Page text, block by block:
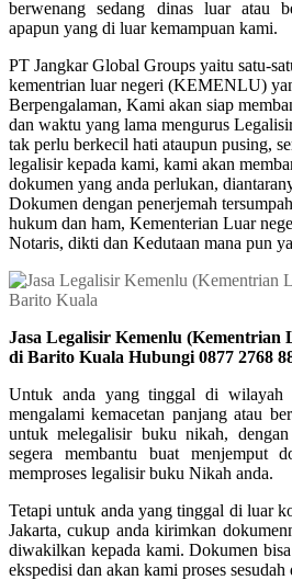
berwenang sedang dinas luar atau
apapun yang di luar kemampuan kami.
PT Jangkar Global Groups yaitu satu-
kementrian luar negeri (KEMENLU)
Berpengalaman, Kami akan siap
dan waktu yang lama mengurus
tak perlu berkecil hati ataupun pusing,
legalisir kepada kami, kami akan
dokumen yang anda perlukan,
Dokumen dengan penerjemah
hukum dan ham, Kementerian Luar
Notaris, dikti dan Kedutaan mana pun
Jasa Legalisir Kemenlu (Kementrian
di Barito Kuala Hubungi 0877 2768
Untuk anda yang tinggal di wilayah
mengalami kemacetan panjang atau
untuk melegalisir buku nikah,
segera membantu buat menjemput
memproses legalisir buku Nikah anda.
Tetapi untuk anda yang tinggal di luar
Jakarta, cukup anda kirimkan
diwakilkan kepada kami. Dokumen
ekspedisi dan akan kami proses